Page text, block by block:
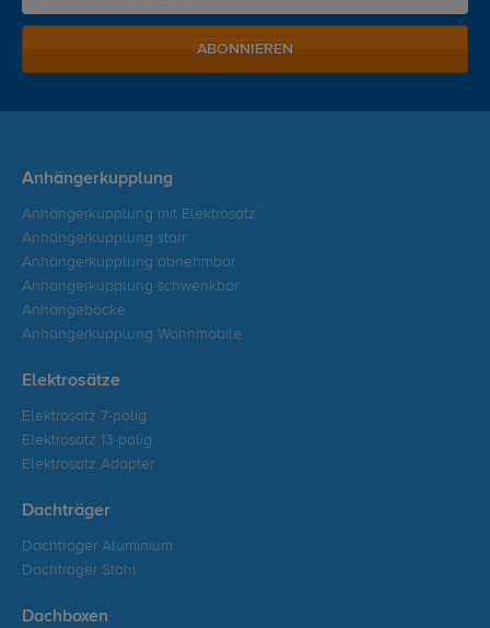
ABONNIEREN
Anhängerkupplung
Anhängerkupplung mit Elektrosatz
Anhängerkupplung starr
Anhängerkupplung abnehmbar
Anhängerkupplung schwenkbar
Anhängeböcke
Anhängerkupplung Wohnmobile
Elektrosätze
Elektrosatz 7-polig
Elektrosatz 13-polig
Elektrosatz Adapter
Dachträger
Dachträger Aluminium
Dachträger Stahl
Dachboxen